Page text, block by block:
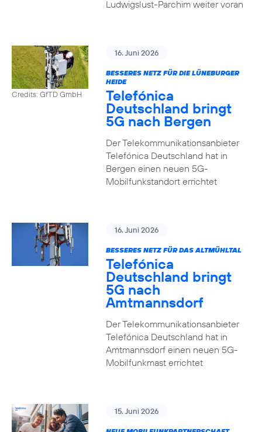
Ludwigslust-Parchim weiter voran
Credits: GfTD GmbH
16. Juni 2026
BESSERES NETZ FÜR DIE LÜNEBURGER
HEIDE
Telefónica
Deutschland bringt
5G nach Bergen
Der Telekommunikationsanbieter
Telefónica Deutschland hat in
Bergen einen neuen 5G-
Mobilfunkstandort errichtet
16. Juni 2026
BESSERES NETZ FÜR DAS ALTMÜHLTAL
Telefónica
Deutschland bringt
5G nach
Amtmannsdorf
Der Telekommunikationsanbieter
Telefónica Deutschland hat in
Amtmannsdorf einen neuen 5G-
Mobilfunkmast errichtet
15. Juni 2026